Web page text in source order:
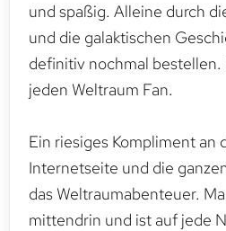
und spaßig. Alleine durch
und die galaktischen
definitiv nochmal
jeden Weltraum Fan.
Ein riesiges Kompliment an
Internetseite und die
das Weltraumabenteuer.
mittendrin und ist auf jede